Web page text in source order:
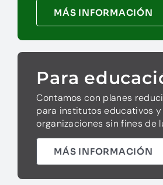
MÁS INFORMACIÓN
Para
Contamos con planes
para institutos educativos y
organizaciones sin fines de
MÁS INFORMACIÓN